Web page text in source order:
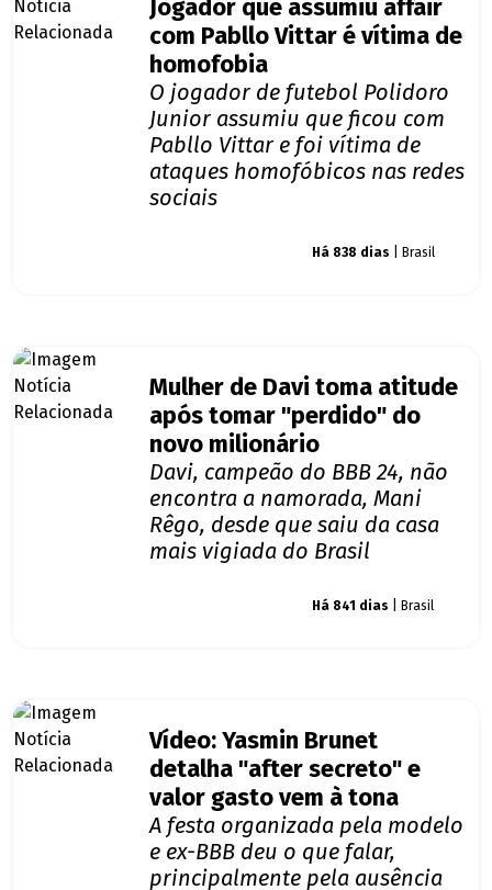
Jogador que assumiu affair
com Pabllo Vittar é vítima de
homofobia
O jogador de futebol Polidoro
Junior assumiu que ficou com
Pabllo Vittar e foi vítima de
ataques homofóbicos nas redes
sociais
Há 838 dias | Brasil
Mulher de Davi toma atitude
após tomar "perdido" do
novo milionário
Davi, campeão do BBB 24, não
encontra a namorada, Mani
Rêgo, desde que saiu da casa
mais vigiada do Brasil
Há 841 dias | Brasil
Vídeo: Yasmin Brunet
detalha "after secreto" e
valor gasto vem à tona
A festa organizada pela modelo
e ex-BBB deu o que falar,
principalmente pela ausência